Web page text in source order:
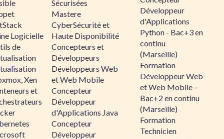
Logicielle
de
Xen
et
Sécurisées
Mastere
CyberSécurité et
Haute Disponibilité
Concepteurs et
Développeurs
Développeurs Web
et Web Mobile
Concepteur
Développeur
d'Applications Java
Concepteur
Développeur
Développeur
d'Applications
Python - Bac+3 en
continu
(Marseille)
Formation
Développeur Web
et Web Mobile –
Bac+2 en continu
(Marseille)
Formation
Technicien